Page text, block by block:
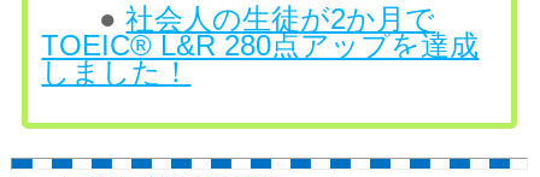
●社会人の生徒が2か月で
TOEIC® L&R 280点アップを達成
しました！